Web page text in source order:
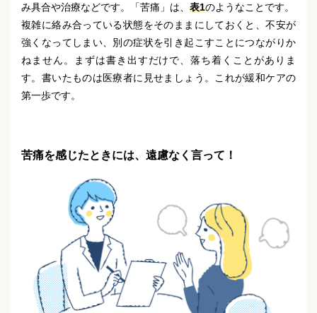
み具合や治療などです。「苦痛」は、 表1のようなことです。
複雑に絡み合っている状態をそのままにしておくと、不安が
強くなってしまい、別の症状を引き起こすことにつながりか
ねません。まずは書き出すだけで、落ち着くことがありま
す。書いたものは医療者に見せましょう。これが緩和ケアの
第一歩です。
苦痛を感じたときには、遠慮なく言って！